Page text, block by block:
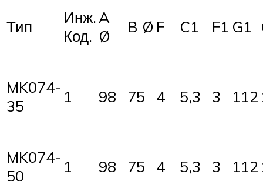
Тип
Инж.
Код.
A
Ø
B Ø F C1 F1 G1
MK074-
35
1 98 75 4 5,3 3 112
MK074-
50
1 98 75 4 5,3 3 112